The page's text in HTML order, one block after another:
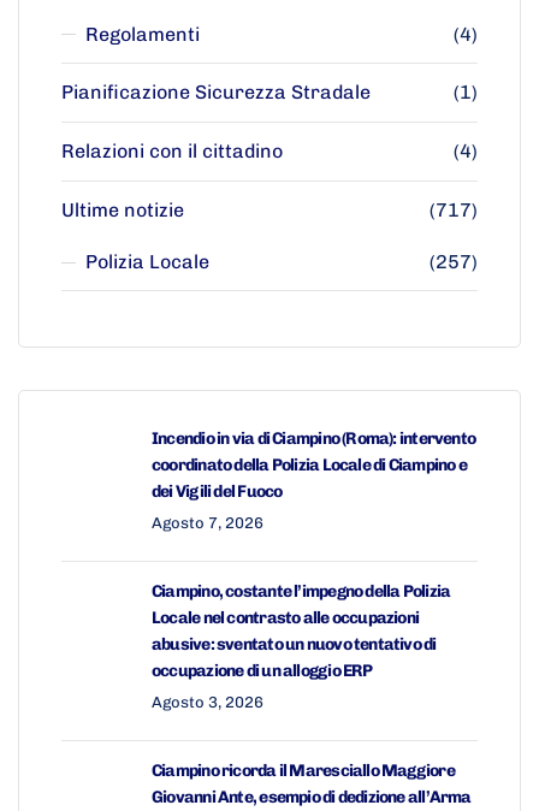
Regolamenti (4)
Pianificazione Sicurezza Stradale (1)
Relazioni con il cittadino (4)
Ultime notizie (717)
Polizia Locale (257)
Incendio in via di Ciampino (Roma): intervento
coordinato della Polizia Locale di Ciampino e
dei Vigili del Fuoco
Agosto 7, 2026
Ciampino, costante l’impegno della Polizia
Locale nel contrasto alle occupazioni
abusive: sventato un nuovo tentativo di
occupazione di un alloggio ERP
Agosto 3, 2026
Ciampino ricorda il Maresciallo Maggiore
Giovanni Ante, esempio di dedizione all’Arma